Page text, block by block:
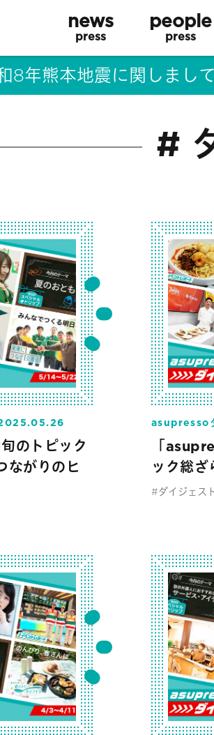
news
press
people
press
8年熊本地震に関しまして
#
のトピック
ながりのヒ
asupresso
「
ック総ざ
#ダイジェス